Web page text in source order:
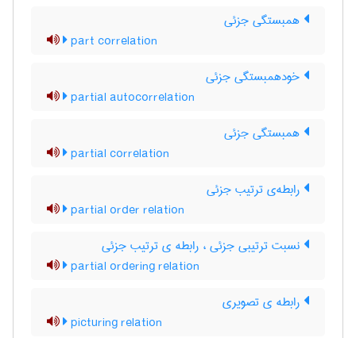
همبستگی جزئی
part correlation
خودهمبستگی جزئی
partial autocorrelation
همبستگی جزئی
partial correlation
رابطه‌ی ترتیب جزئی
partial order relation
نسبت ترتیبی جزئی ، رابطه ی ترتیب جزئی
partial ordering relation
رابطه ی تصویری
picturing relation